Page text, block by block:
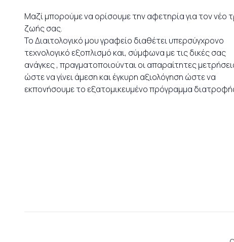
Μαζί μπορούμε να ορίσουμε την αφετηρία για τον νέο
ζωής σας.
Το Διαιτολογικό μου γραφείο διαθέτει υπερσύγχρονο
τεχνολογικό εξοπλισμό και, σύμφωνα με τις δικές σας
ανάγκες , πραγματοποιούνται οι απαραίτητες
ώστε να γίνει άμεση και έγκυρη αξιολόγηση ώστε να
εκπονήσουμε το εξατομικευμένο πρόγραμμα